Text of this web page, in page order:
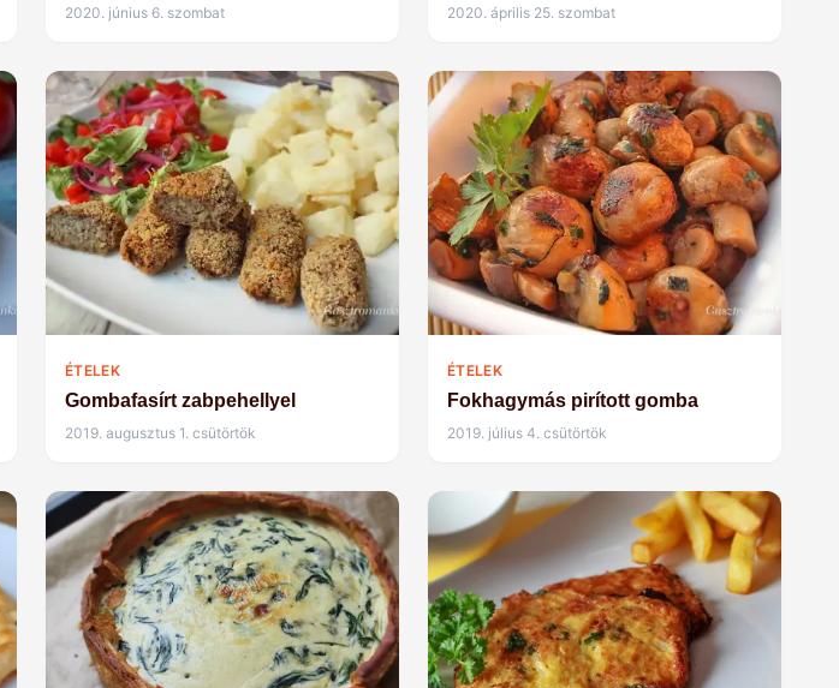
2020. június 6. szombat 2020. április 25. szombat
ÉTELEK
Gombafasírt zabpehellyel
2019. augusztus 1. csütörtök
ÉTELEK
Fokhagymás pirított gomba
2019. július 4. csütörtök